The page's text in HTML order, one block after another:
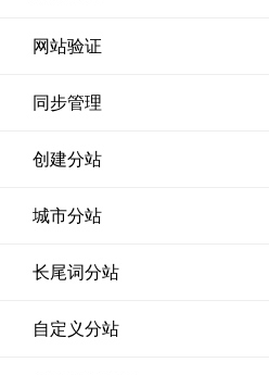
网站验证
同步管理
创建分站
城市分站
长尾词分站
自定义分站